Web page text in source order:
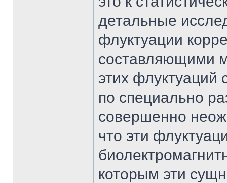
детальные
флуктуации
составляющими
этих
по специально
совершенно
что эти
которым эти